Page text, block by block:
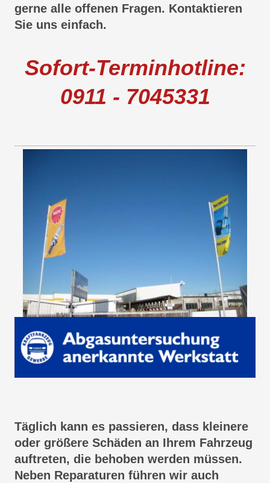
gerne alle offenen Fragen. Kontaktieren
Sie uns einfach.
Sofort-Terminhotline:
0911 - 7045331
Täglich kann es passieren, dass kleinere
oder größere Schäden an Ihrem Fahrzeug
auftreten, die behoben werden müssen.
Neben Reparaturen führen wir auch